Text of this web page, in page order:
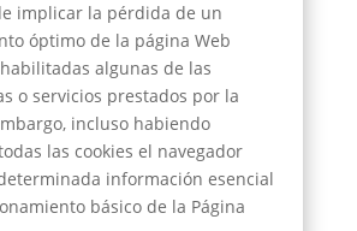
implicar la pérdida de un
óptimo de la página Web
algunas de las
o servicios prestados por la
incluso habiendo
las cookies el navegador
información esencial
básico de la Página